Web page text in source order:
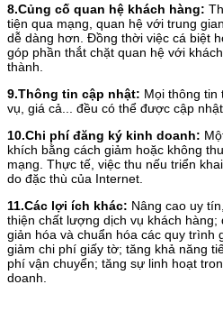
8.Củng cố quan hệ khách hàng:
tiện qua mạng, quan hệ với trung
dễ dàng hơn. Đồng thời việc cá biệt
góp phần thắt chặt quan hệ với
thành.
9.Thông tin cập nhật: Mọi thông tin
vụ, giá cả... đều có thể được cập
10.Chi phí đăng ký kinh doanh:
khích bằng cách giảm hoặc không
mạng. Thực tế, việc thu nếu triển
do đặc thù của Internet.
11.Các lợi ích khác: Nâng cao uy
thiện chất lượng dịch vụ khách
giản hóa và chuẩn hóa các quy trình
giảm chi phí giấy tờ; tăng khả năng
phí vận chuyển; tăng sự linh hoạt
doanh.